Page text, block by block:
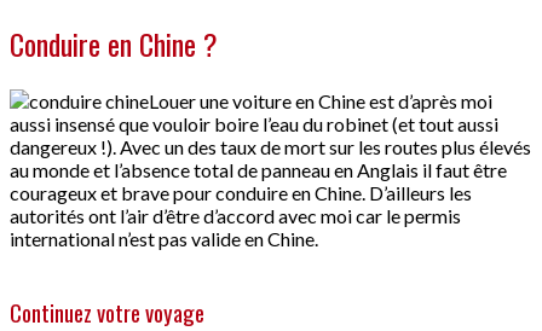
Conduire en Chine ?
Louer une voiture en Chine est d’après moi
aussi insensé que vouloir boire l’eau du robinet (et tout aussi
dangereux !). Avec un des taux de mort sur les routes plus élevés
au monde et l’absence total de panneau en Anglais il faut être
courageux et brave pour conduire en Chine. D’ailleurs les
autorités ont l’air d’être d’accord avec moi car le permis
international n’est pas valide en Chine.
Continuez votre voyage